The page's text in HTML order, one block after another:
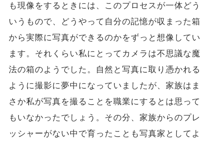
も現像をするときには、このプロセスが一体どう
いうもので、どうやって自分の記憶が収まった箱
から実際に写真ができるのかをずっと想像してい
ます。それくらい私にとってカメラは不思議な魔
法の箱のようでした。自然と写真に取り憑かれる
ように撮影に夢中になっていましたが、家族はま
さか私が写真を撮ることを職業にするとは思って
もいなかったでしょう。その分、家族からのプレ
ッシャーがない中で育ったことも写真家としてよ